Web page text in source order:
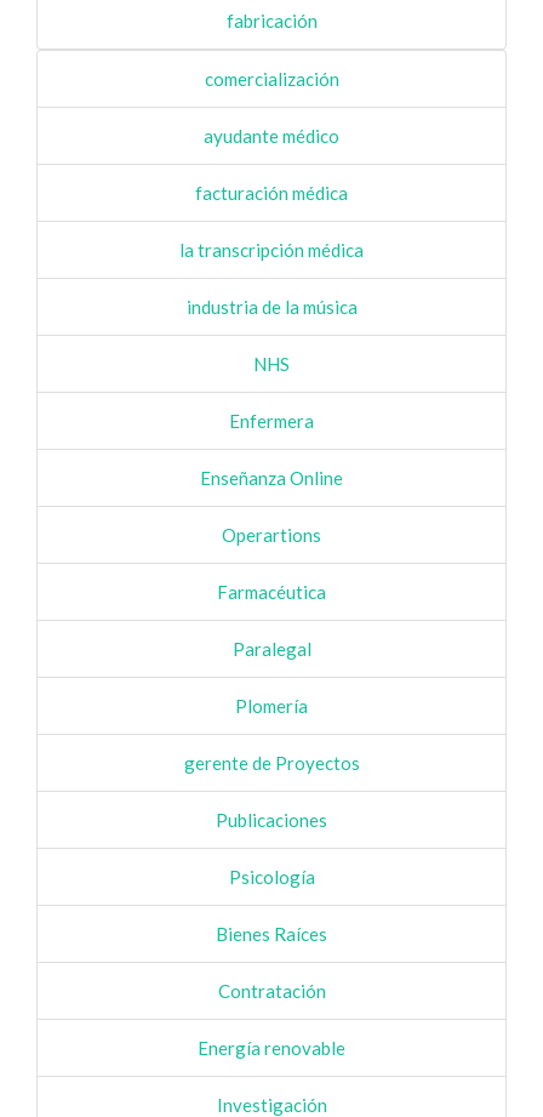
fabricación
comercialización
ayudante médico
facturación médica
la transcripción médica
industria de la música
NHS
Enfermera
Enseñanza Online
Operartions
Farmacéutica
Paralegal
Plomería
gerente de Proyectos
Publicaciones
Psicología
Bienes Raíces
Contratación
Energía renovable
Investigación